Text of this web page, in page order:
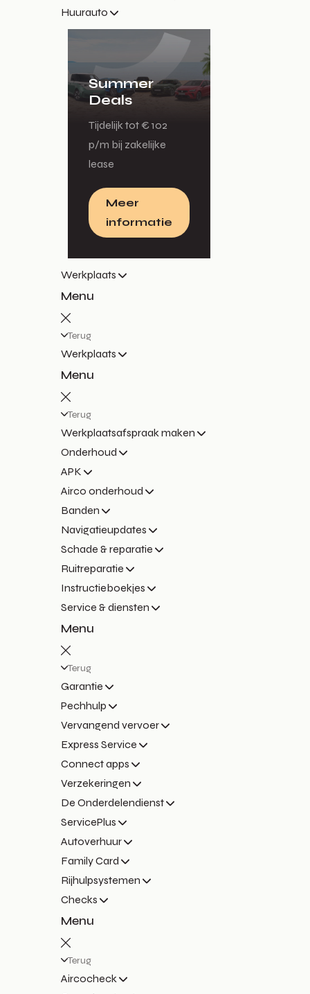
Huurauto
Summer
Deals
Tijdelijk tot € 102
p/m bij zakelijke
lease
Meer
informatie
Werkplaats
Menu
Terug
Werkplaats
Menu
Terug
Werkplaatsafspraak maken
Onderhoud
APK
Airco onderhoud
Banden
Navigatieupdates
Schade & reparatie
Ruitreparatie
Instructieboekjes
Service & diensten
Menu
Terug
Garantie
Pechhulp
Vervangend vervoer
Express Service
Connect apps
Verzekeringen
De Onderdelendienst
ServicePlus
Autoverhuur
Family Card
Rijhulpsystemen
Checks
Menu
Terug
Aircocheck